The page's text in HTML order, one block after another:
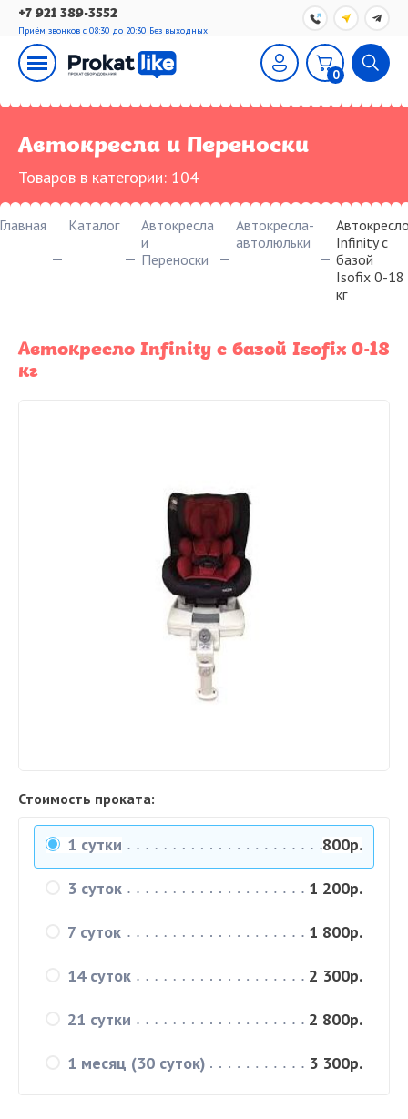
+7 921 389-3552
Приём звонков с 08:30 до 20:30 Без выходных
0
Автокресла и Переноски
Товаров в категории: 104
Каталог
Автокресла
и
Переноски
Автокресла-
автолюльки
Infinity с
базой
Isofix 0-18
кг
Автокресло Infinity с базой Isofix 0-18
кг
Стоимость проката:
1 сутки 800р.
3 суток 1 200р.
7 суток 1 800р.
14 суток 2 300р.
21 сутки 2 800р.
1 месяц (30 суток) 3 300р.